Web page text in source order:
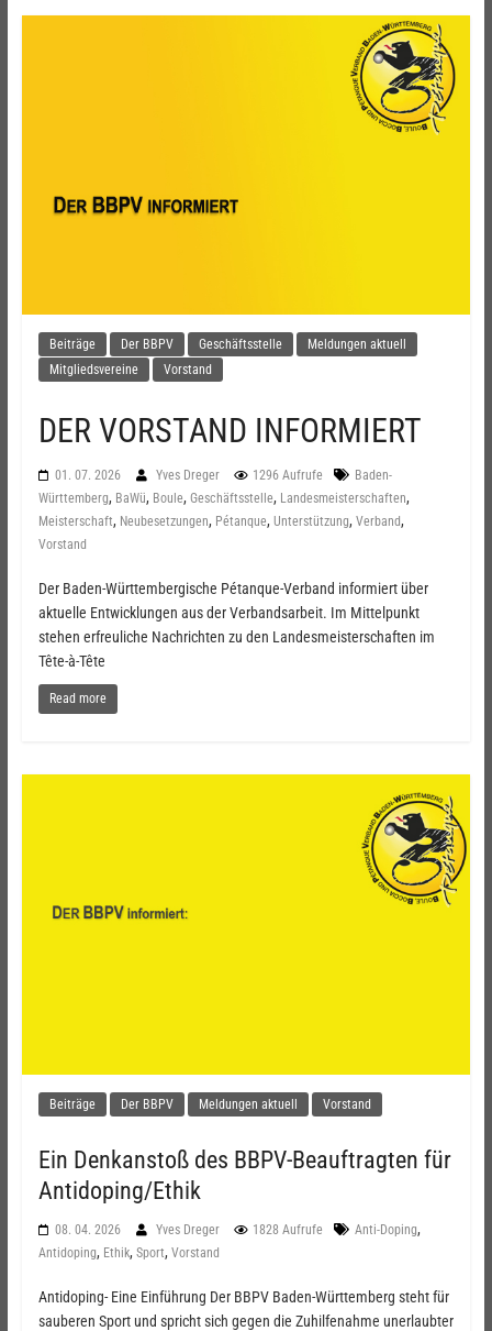
Beiträge Der BBPV Geschäftsstelle
Meldungen aktuell
Mitgliedsvereine
Vorstand
DER VORSTAND INFORMIERT
01. 07. 2026 Yves Dreger 1296 Aufrufe
Baden-
Württemberg, BaWü, Boule, Geschäftsstelle, Landesmeisterschaften,
Meisterschaft, Neubesetzungen, Pétanque, Unterstützung, Verband,
Vorstand
Der Baden-Württembergische Pétanque-Verband informiert über
aktuelle Entwicklungen aus der Verbandsarbeit. Im Mittelpunkt
stehen erfreuliche Nachrichten zu den Landesmeisterschaften im
Tête-à-Tête
Read more
Beiträge Der BBPV Meldungen aktuell Vorstand
Ein Denkanstoß des BBPV-Beauftragten für
Antidoping/Ethik
08. 04. 2026 Yves Dreger 1828 Aufrufe Anti-Doping,
Antidoping, Ethik, Sport, Vorstand
Antidoping- Eine Einführung Der BBPV Baden-Württemberg steht für
sauberen Sport und spricht sich gegen die Zuhilfenahme unerlaubter